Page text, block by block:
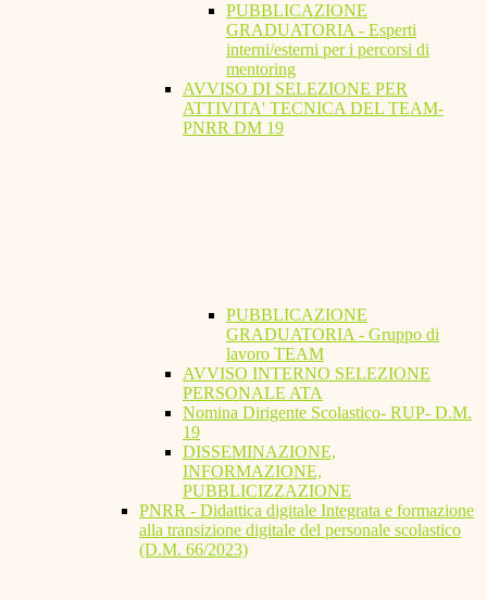
PUBBLICAZIONE
GRADUATORIA - Esperti
interni/esterni per i percorsi di
mentoring
AVVISO DI SELEZIONE PER
ATTIVITA' TECNICA DEL TEAM-
PNRR DM 19
PUBBLICAZIONE
GRADUATORIA - Gruppo di
lavoro TEAM
AVVISO INTERNO SELEZIONE
PERSONALE ATA
Nomina Dirigente Scolastico- RUP- D.M.
19
DISSEMINAZIONE,
INFORMAZIONE,
PUBBLICIZZAZIONE
PNRR - Didattica digitale Integrata e formazione
alla transizione digitale del personale scolastico
(D.M. 66/2023)